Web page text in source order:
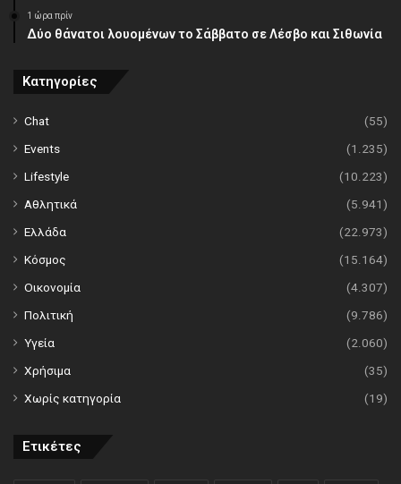
1 ώρα πρίν
Δύο θάνατοι λουομένων το Σάββατο σε Λέσβο και Σιθωνία
Κατηγορίες
Chat
(55)
Events
(1.235)
Lifestyle
(10.223)
Αθλητικά
(5.941)
Ελλάδα
(22.973)
Κόσμος
(15.164)
Οικονομία
(4.307)
Πολιτική
(9.786)
Υγεία
(2.060)
Χρήσιμα
(35)
Χωρίς κατηγορία
(19)
Ετικέτες